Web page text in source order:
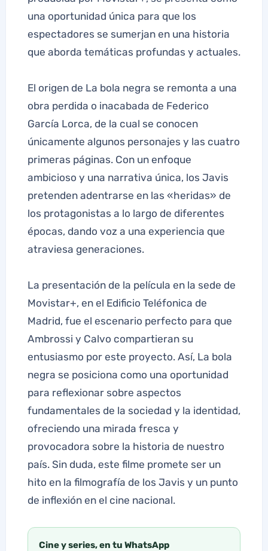
una oportunidad única para que los
espectadores se sumerjan en una historia
que aborda temáticas profundas y actuales.
El origen de La bola negra se remonta a una
obra perdida o inacabada de Federico
García Lorca, de la cual se conocen
únicamente algunos personajes y las cuatro
primeras páginas. Con un enfoque
ambicioso y una narrativa única, los Javis
pretenden adentrarse en las «heridas» de
los protagonistas a lo largo de diferentes
épocas, dando voz a una experiencia que
atraviesa generaciones.
La presentación de la película en la sede de
Movistar+, en el Edificio Teléfonica de
Madrid, fue el escenario perfecto para que
Ambrossi y Calvo compartieran su
entusiasmo por este proyecto. Así, La bola
negra se posiciona como una oportunidad
para reflexionar sobre aspectos
fundamentales de la sociedad y la identidad,
ofreciendo una mirada fresca y
provocadora sobre la historia de nuestro
país. Sin duda, este filme promete ser un
hito en la filmografía de los Javis y un punto
de inflexión en el cine nacional.
Cine y series, en tu WhatsApp